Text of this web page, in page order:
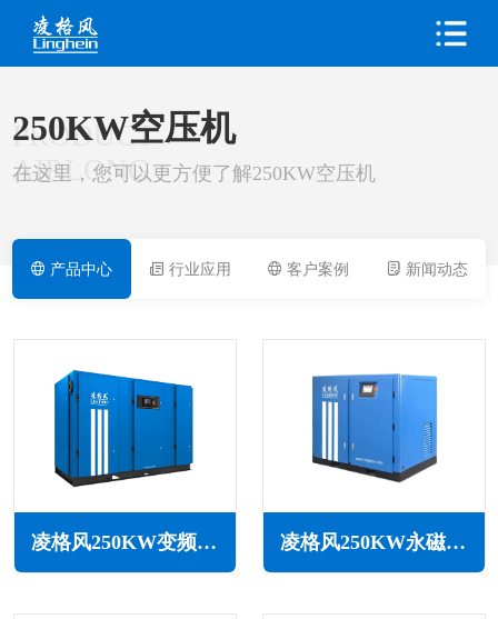
PRODUCT
AIRLONG
250KW空压机
在这里，您可以更方便了解250KW空压机
产品中心 行业应用 客户案例 新闻动态
凌格风250KW变频空压机LSV系列 凌格风250KW永磁变频无油水润滑空压机LSW PM系列